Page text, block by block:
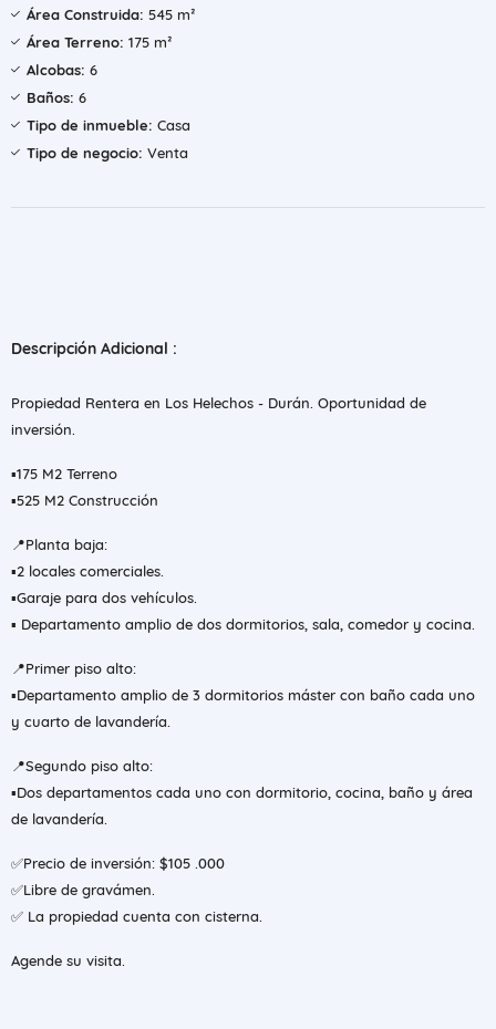
Área Construida: 545 m²
Área Terreno: 175 m²
Alcobas: 6
Baños: 6
Tipo de inmueble: Casa
Tipo de negocio: Venta
Descripción Adicional :
Propiedad Rentera en Los Helechos - Durán. Oportunidad de
inversión.
▪️175 M2 Terreno
▪️525 M2 Construcción
📍Planta baja:
▪️2 locales comerciales.
▪️Garaje para dos vehículos.
▪️ Departamento amplio de dos dormitorios, sala, comedor y cocina.
📍Primer piso alto:
▪️Departamento amplio de 3 dormitorios máster con baño cada uno
y cuarto de lavandería.
📍Segundo piso alto:
▪️Dos departamentos cada uno con dormitorio, cocina, baño y área
de lavandería.
✅Precio de inversión: $105 .000
✅Libre de gravámen.
✅ La propiedad cuenta con cisterna.
Agende su visita.